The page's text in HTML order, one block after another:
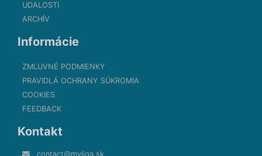
UDALOSTI
ARCHÍV
Informácie
ZMLUVNÉ PODMIENKY
PRAVIDLÁ OCHRANY SÚKROMIA
COOKIES
FEEDBACK
Kontakt
contact@myliga.sk